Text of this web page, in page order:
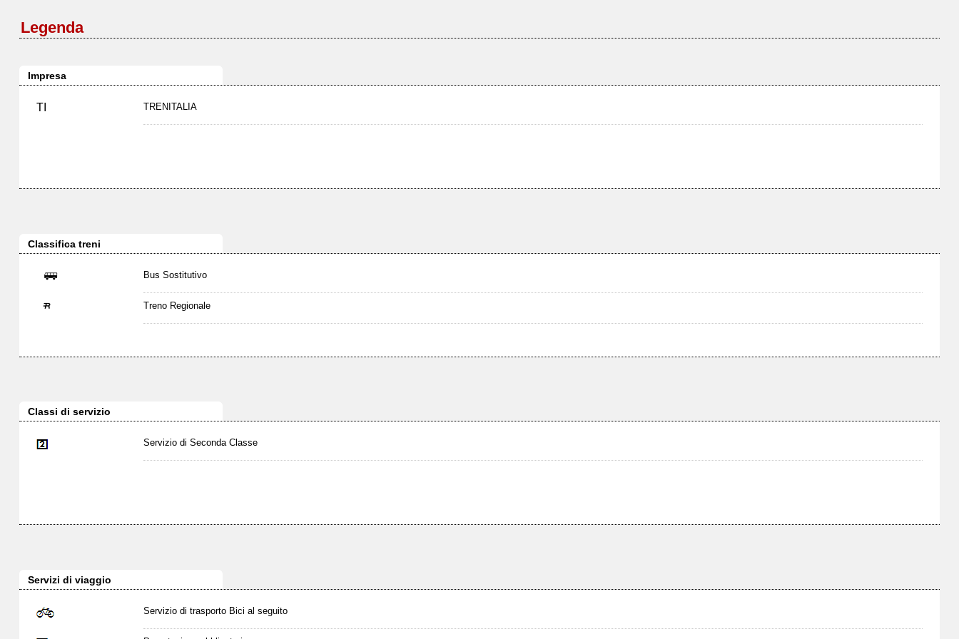
Legenda
Impresa
TI TRENITALIA
Classifica treni
Bus Sostitutivo
Treno Regionale
Classi di servizio
Servizio di Seconda Classe
Servizi di viaggio
Servizio di trasporto Bici al seguito